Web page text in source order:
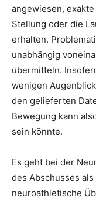
angewiesen,
Stellung oder die
erhalten.
unabhängig
übermitteln.
wenigen
den gelieferten
Bewegung kann
sein könnte.
Es geht bei der
des Abschusses
neuroathletische